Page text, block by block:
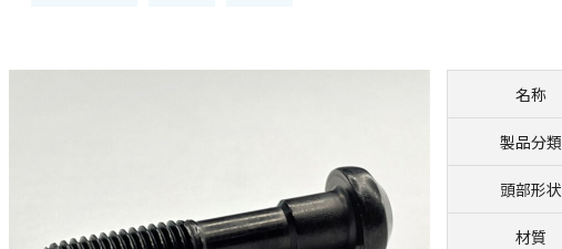
名称
製品分類
頭部形状
材質